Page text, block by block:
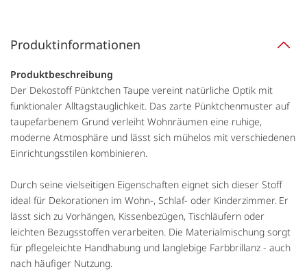
Produktinformationen
Produktbeschreibung
Der Dekostoff Pünktchen Taupe vereint natürliche Optik mit
funktionaler Alltagstauglichkeit. Das zarte Pünktchenmuster auf
taupefarbenem Grund verleiht Wohnräumen eine ruhige,
moderne Atmosphäre und lässt sich mühelos mit verschiedenen
Einrichtungsstilen kombinieren.
Durch seine vielseitigen Eigenschaften eignet sich dieser Stoff
ideal für Dekorationen im Wohn-, Schlaf- oder Kinderzimmer. Er
lässt sich zu Vorhängen, Kissenbezügen, Tischläufern oder
leichten Bezugsstoffen verarbeiten. Die Materialmischung sorgt
für pflegeleichte Handhabung und langlebige Farbbrillanz - auch
nach häufiger Nutzung.